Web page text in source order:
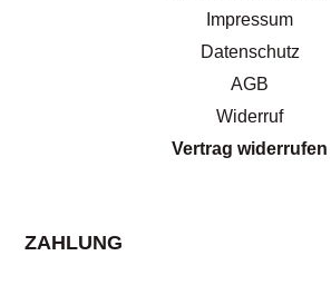
Impressum
Datenschutz
AGB
Widerruf
Vertrag widerrufen
ZAHLUNG